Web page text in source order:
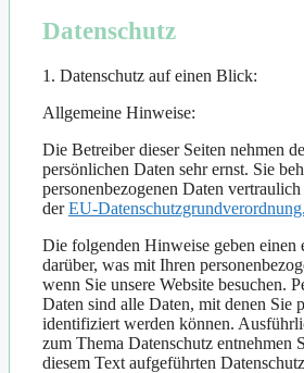
Datenschutz
1. Datenschutz auf einen Blick​:
Allgemeine Hinweise:
Die Betreiber dieser Seiten nehmen
persönlichen Daten sehr ernst. Sie
personenbezogenen Daten
derEU-Datenschutzgrundverordnung.
Die folgenden Hinweise geben einen
darüber, was mit Ihren
wenn Sie unsere Website besuchen.
Daten sind alle Daten, mit denen Sie
identifiziert werden können.
zum Thema Datenschutz entnehmen
diesem Text aufgeführten